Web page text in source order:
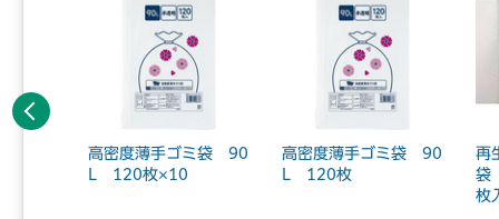
高密度薄手ゴミ袋 90
L 120枚×10
高密度薄手ゴミ袋 90
L 120枚
再
枚
前へ